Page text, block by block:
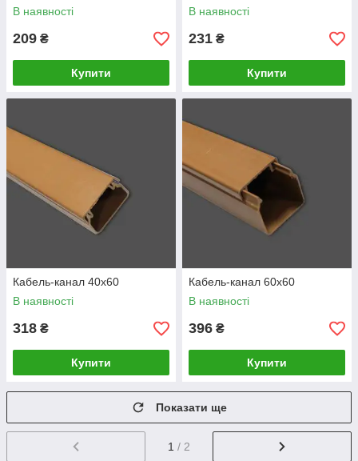
В наявності
209 ₴
Купити
В наявності
231 ₴
Купити
Кабель-канал 40х60
В наявності
318 ₴
Купити
Кабель-канал 60х60
В наявності
396 ₴
Купити
Показати ще
1 / 2